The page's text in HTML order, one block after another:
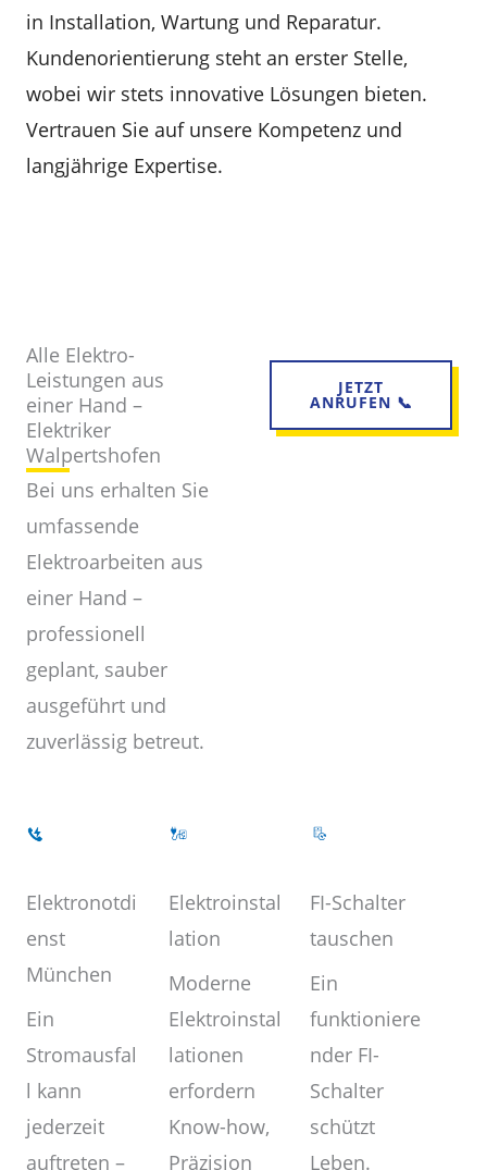
in Installation, Wartung und Reparatur.
Kundenorientierung steht an erster Stelle,
wobei wir stets innovative Lösungen bieten.
Vertrauen Sie auf unsere Kompetenz und
langjährige Expertise.
Alle Elektro-
Leistungen aus
einer Hand –
Elektriker
Walpertshofen
Bei uns erhalten Sie
umfassende
Elektroarbeiten aus
einer Hand –
professionell
geplant, sauber
ausgeführt und
zuverlässig betreut.
JETZT
ANRUFEN 📞
Elektronotdi
enst
München
Ein
Stromausfal
l kann
jederzeit
auftreten –
Elektroinstal
lation
Moderne
Elektroinstal
lationen
erfordern
Know-how,
Präzision
FI-Schalter
tauschen
Ein
funktioniere
nder FI-
Schalter
schützt
Leben.